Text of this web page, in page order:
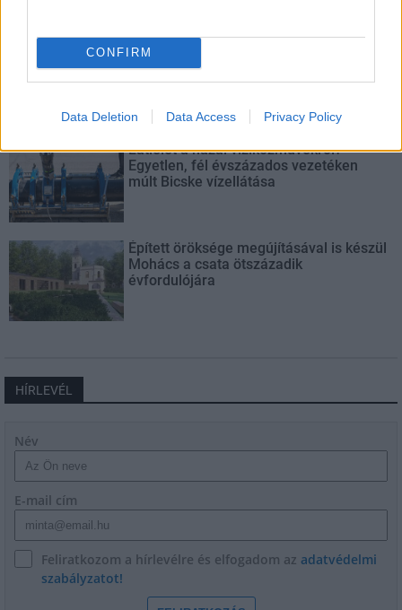
CONFIRM
Data Deletion Data Access Privacy Policy
Elkészült a Liszt Ferenc repülőtér
közelében lévő logisztikai bázis út- és
közműhálózatának fejlesztése
Látlelet a hazai víziközművekről?
Egyetlen, fél évszázados vezetéken
múlt Bicske vízellátása
Épített öröksége megújításával is készül
Mohács a csata ötszázadik
évfordulójára
HÍRLEVÉL
Név
E-mail cím
Feliratkozom a hírlevélre és elfogadom az adatvédelmi
szabályzatot!